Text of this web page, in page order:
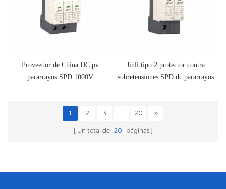
Proveedor de China DC pv
pararrayos SPD 1000V
Jinli tipo 2 protector contra
sobretensiones SPD dc pararrayos
1 2 3 ... 20
Un total de 20 páginas